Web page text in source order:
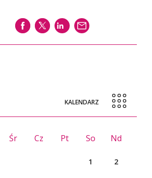
SHARE SHARE SHARE
KALENDARZ
Śr Cz Pt So Nd
1 2